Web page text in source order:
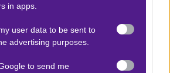
in apps.
user data to be sent to
advertising purposes.
to send me
με 2-0 εκτός έδρας, με γκολ του
του Προβυδάκη, ανέδειξε
ομάδας να εκμεταλλεύεται τις
δίνονται.